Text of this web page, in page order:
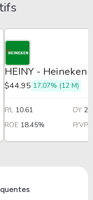
HEINY - Heineken
$44.95 17,07% (12 M)
P/L 10.61 DY
ROE 18.45% P/VP